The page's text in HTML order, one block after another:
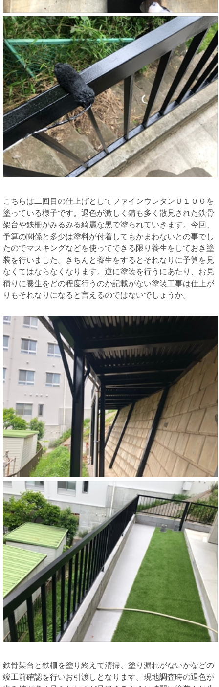
こちらは二回目の仕上げとしてファインウレタンＵ１００を
塗っている様子です。退色が激しく錆も多く散見された鉄骨
架台や鉄柵がみるみる綺麗な黒で塗られていきます。今回、
予算の関係と多少は塗料が付着してもかまわないとの事でし
たのでマスキングなどを使ってできる限り養生をしておき塗
装を行いました。きちんと養生をするとそれなりに予算を見
なくてはならなくなります。逆に塗装を行うにあたり、お見
積りに養生をどの程度行うのか記載がない塗装工事は仕上が
りもそれなりになると言えるのではないでしょうか。
鉄骨架台と鉄柵を塗り終えて清掃、塗り漏れがないかなどの
竣工前確認を行いお引渡しとなります。現地調査時の退色が